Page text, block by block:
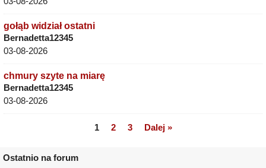
gołąb widział ostatni
Bernadetta12345
03-08-2026
chmury szyte na miarę
Bernadetta12345
03-08-2026
1 2 3 Dalej »
Ostatnio na forum